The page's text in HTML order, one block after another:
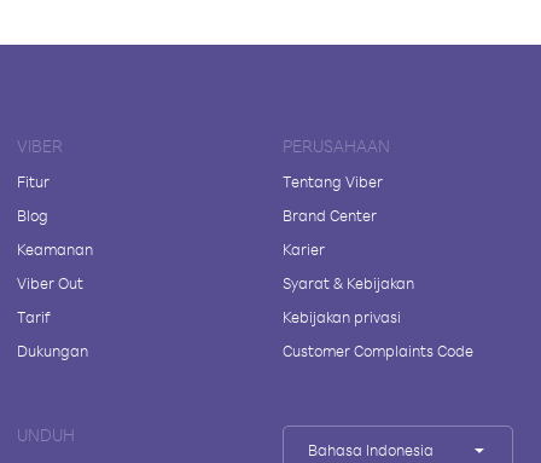
VIBER
Fitur
Blog
Keamanan
Viber Out
Tarif
Dukungan
PERUSAHAAN
Tentang Viber
Brand Center
Karier
Syarat & Kebijakan
Kebijakan privasi
Customer Complaints Code
UNDUH
Bahasa Indonesia